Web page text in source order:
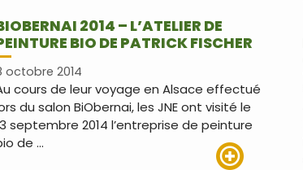
2014 – L’ATELIER DE
BIO DE PATRICK FISCHER
octobre 2014
cours de leur voyage en Alsace effectué
du salon BiObernai, les JNE ont visité le
septembre 2014 l’entreprise de peinture
de …